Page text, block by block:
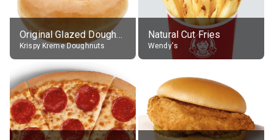
Original Glazed Doughnut
Krispy Kreme Doughnuts
Natural Cut Fries
Wendy's